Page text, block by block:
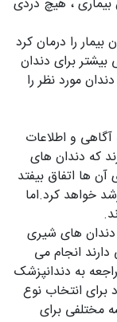
بیماری ، هیچ دردی
را درمان کرد
برای دندان
مورد نظر را
و اطلاعات
که دندان های
ها اتفاق بیفتد
خواهد کرد.اما
دندان های شیری
انجام می
به دندانپزشک
انتخاب نوع
مختلفی برای